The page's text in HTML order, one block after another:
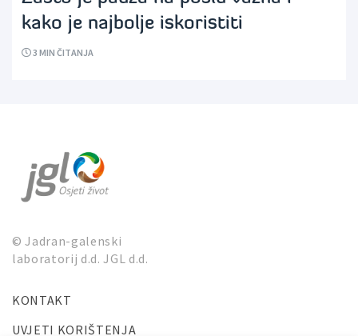
kako je najbolje iskoristiti
3 MIN ČITANJA
© Jadran-galenski
laboratorij d.d. JGL d.d.
KONTAKT
UVJETI KORIŠTENJA